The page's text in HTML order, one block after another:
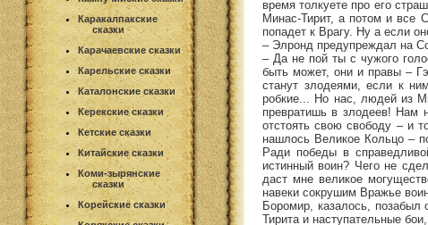
Каракалпакские
сказки
Карачаевские сказки
Карельские сказки
Каталонские сказки
Керекские сказки
Кетские сказки
Китайские сказки
Коми-зырянские
сказки
Корейские сказки
время толкуете про его
Минас-Тирит, а потом и все
попадет к Врагу. Ну а если
– Элронд предупреждал на
– Да не пой ты с чужого
быть может, они и правы –
станут злодеями, если к
робкие... Но нас, людей из
превратишь в злодеев! Нам
отстоять свою свободу – и
нашлось Великое Кольцо –
Ради победы в
истинный воин? Чего не
даст мне великое
навеки сокрушим Вражье
Боромир, казалось,
Тирита и наступательные